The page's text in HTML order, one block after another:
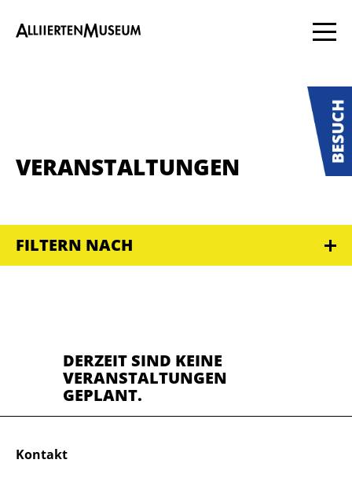
VERANSTALTUNGEN
FILTERN NACH
DERZEIT SIND KEINE
VERANSTALTUNGEN
GEPLANT.
Kontakt